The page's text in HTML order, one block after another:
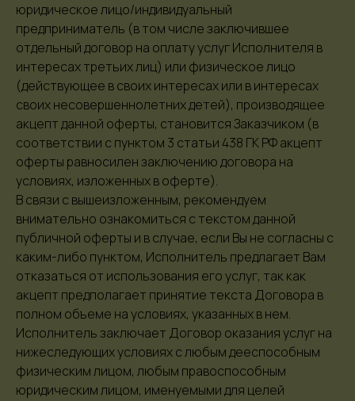
юридическое лицо/индивидуальный
предприниматель (в том числе заключившее
отдельный договор на оплату услуг Исполнителя в
интересах третьих лиц) или физическое лицо
(действующее в своих интересах или в интересах
своих несовершеннолетних детей), производящее
акцепт данной оферты, становится Заказчиком (в
соответствии с пунктом 3 статьи 438 ГК РФ акцепт
оферты равносилен заключению договора на
условиях, изложенных в оферте).
В связи с вышеизложенным, рекомендуем
внимательно ознакомиться с текстом данной
публичной оферты и в случае, если Вы не согласны с
каким-либо пунктом, Исполнитель предлагает Вам
отказаться от использования его услуг, так как
акцепт предполагает принятие текста Договора в
полном объеме на условиях, указанных в нем.
Исполнитель заключает Договор оказания услуг на
нижеследующих условиях с любым дееспособным
физическим лицом, любым правоспособным
юридическим лицом, именуемыми для целей